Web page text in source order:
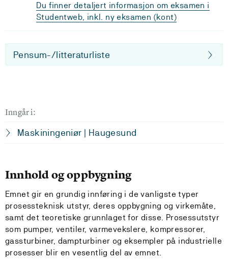
Du finner detaljert informasjon om eksamen i
Studentweb, inkl. ny eksamen (kont)
Pensum-/litteraturliste
Inngår i:
Maskiningeniør | Haugesund
Innhold og oppbygning
Emnet gir en grundig innføring i de vanligste typer
prosessteknisk utstyr, deres oppbygning og virkemåte,
samt det teoretiske grunnlaget for disse. Prosessutstyr
som pumper, ventiler, varmevekslere, kompressorer,
gassturbiner, dampturbiner og eksempler på industrielle
prosesser blir en vesentlig del av emnet.